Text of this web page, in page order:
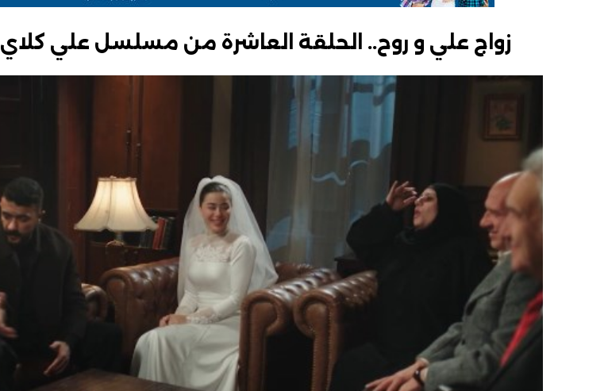
زواج علي و روح.. الحلقة العاشرة من مسلسل علي كلاي